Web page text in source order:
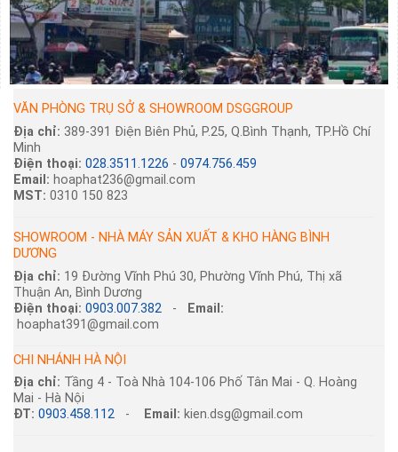
VĂN PHÒNG TRỤ SỞ & SHOWROOM DSGGROUP
Địa chỉ: 389-391 Điện Biên Phủ, P.25, Q.Bình Thạnh, TP.Hồ Chí
Minh
Điện thoại: 028.3511.1226 - 0974.756.459
Email: hoaphat236@gmail.com
MST: 0310 150 823
SHOWROOM - NHÀ MÁY SẢN XUẤT & KHO HÀNG BÌNH
DƯƠNG
Địa chỉ: 19 Đường Vĩnh Phú 30, Phường Vĩnh Phú, Thị xã
Thuận An, Bình Dương
Điện thoại: 0903.007.382-
Email:
hoaphat391@gmail.com
CHI NHÁNH HÀ NỘI
Địa chỉ: Tầng 4 - Toà Nhà 104-106 Phố Tân Mai - Q. Hoàng
Mai - Hà Nội
ĐT: 0903.458.112- Email: kien.dsg@gmail.com